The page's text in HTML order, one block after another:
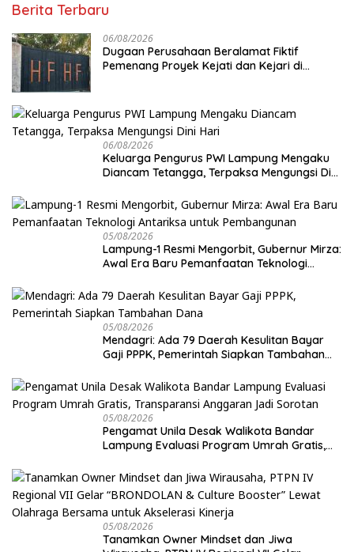
Berita Terbaru
06/08/2026
Dugaan Perusahaan Beralamat Fiktif
Pemenang Proyek Kejati dan Kejari di
Disorot
06/08/2026
Keluarga Pengurus PWI Lampung Mengaku
Diancam Tetangga, Terpaksa Mengungsi Dini
05/08/2026
Lampung-1 Resmi Mengorbit, Gubernur Mirza:
Awal Era Baru Pemanfaatan Teknologi
05/08/2026
Mendagri: Ada 79 Daerah Kesulitan Bayar
Gaji PPPK, Pemerintah Siapkan Tambahan
05/08/2026
Pengamat Unila Desak Walikota Bandar
Lampung Evaluasi Program Umrah Gratis,
05/08/2026
Tanamkan Owner Mindset dan Jiwa